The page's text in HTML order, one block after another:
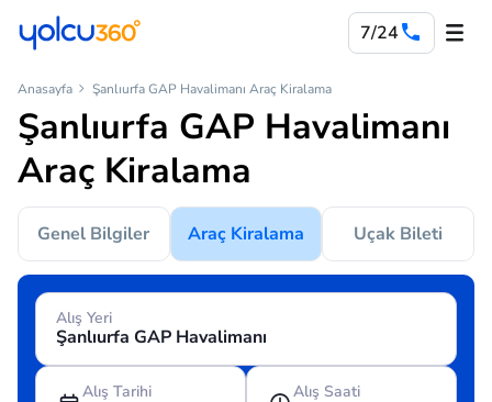
7/24
Anasayfa Şanlıurfa GAP Havalimanı Araç Kiralama
Şanlıurfa GAP Havalimanı
Araç Kiralama
Genel Bilgiler Araç Kiralama Uçak Bileti
Alış Yeri
Alış Tarihi Alış Saati